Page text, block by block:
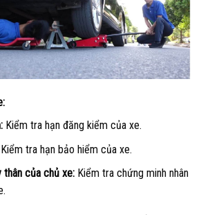
Kiểm tra hạn đăng kiểm của xe.
tra hạn bảo hiểm của xe.
thân của chủ xe:Kiểm tra chứng minh nhân